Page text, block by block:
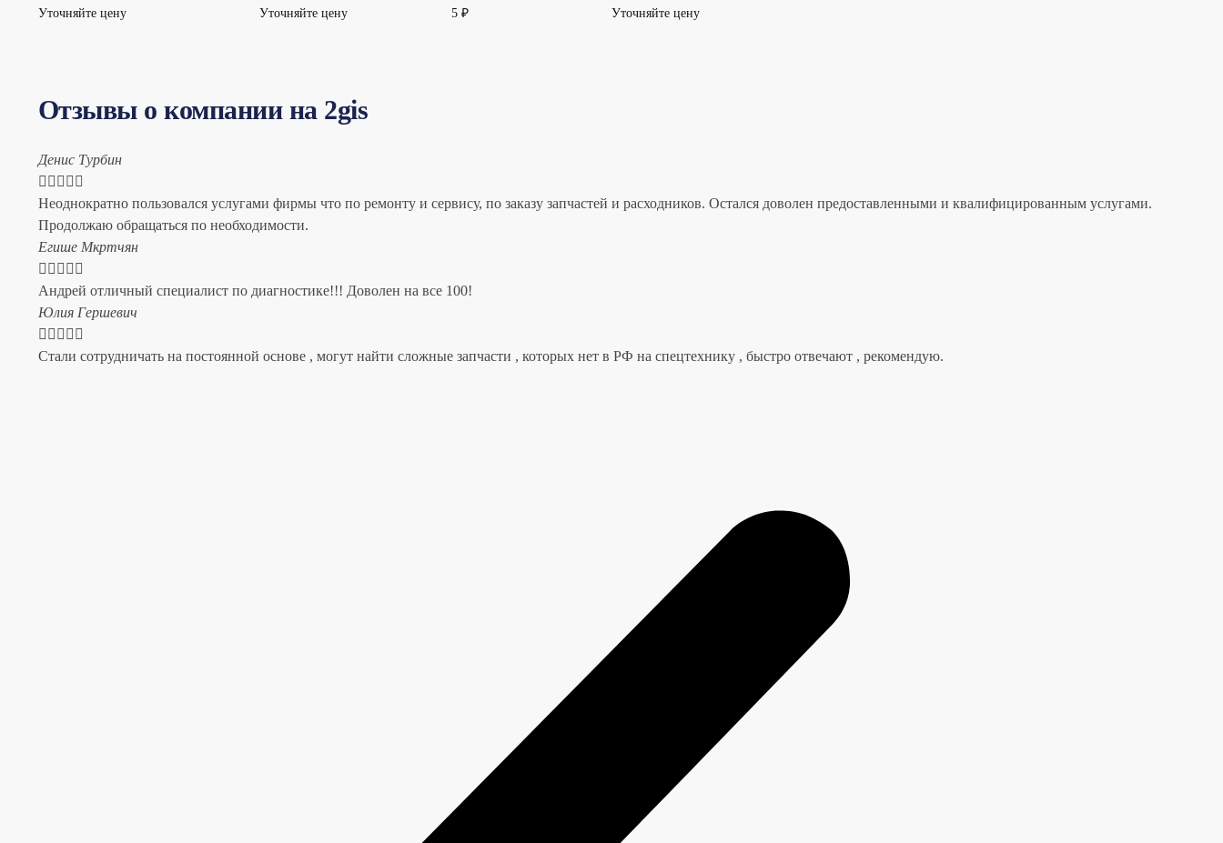
Уточняйте цену Уточняйте цену 5 ₽ Уточняйте цену
Отзывы о компании на 2gis
Денис Турбин
    
Неоднократно пользовался услугами фирмы что по ремонту и сервису, по заказу запчастей и расходников. Остался доволен предоставленными и квалифицированным услугами.
Продолжаю обращаться по необходимости.
​Егише Мкртчян
    
Андрей отличный специалист по диагностике!!! Доволен на все 100!
​Юлия Гершевич
    
Стали сотрудничать на постоянной основе , могут найти сложные запчасти , которых нет в РФ на спецтехнику , быстро отвечают , рекомендую.